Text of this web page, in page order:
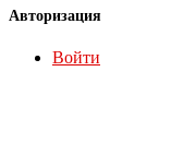
Авторизация
Войти